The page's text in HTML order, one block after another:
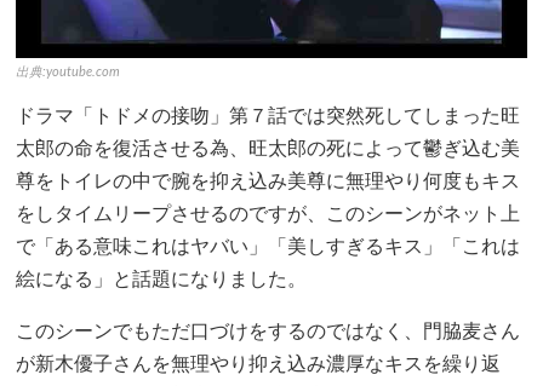
出典:youtube.com
ドラマ「トドメの接吻」第７話では突然死してしまった旺
太郎の命を復活させる為、旺太郎の死によって鬱ぎ込む美
尊をトイレの中で腕を抑え込み美尊に無理やり何度もキス
をしタイムリープさせるのですが、このシーンがネット上
で「ある意味これはヤバい」「美しすぎるキス」「これは
絵になる」と話題になりました。
このシーンでもただ口づけをするのではなく、門脇麦さん
が新木優子さんを無理やり抑え込み濃厚なキスを繰り返